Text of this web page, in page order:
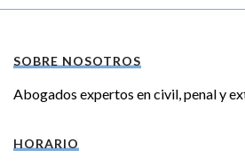
SOBRE NOSOTROS
Abogados expertos en civil, penal y
HORARIO